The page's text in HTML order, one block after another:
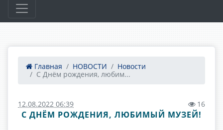
Главная НОВОСТИ
Новости
С Днём рождения, любим...
12.08.2022 06:39 16
С ДНЁМ РОЖДЕНИЯ, ЛЮБИМЫЙ МУЗЕЙ!